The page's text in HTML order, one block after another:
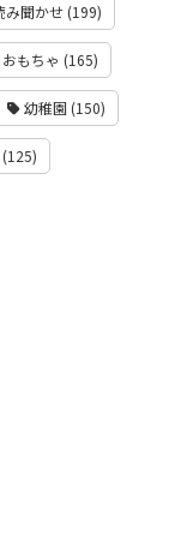
み聞かせ (199)
おもちゃ (165)
幼稚園 (150)